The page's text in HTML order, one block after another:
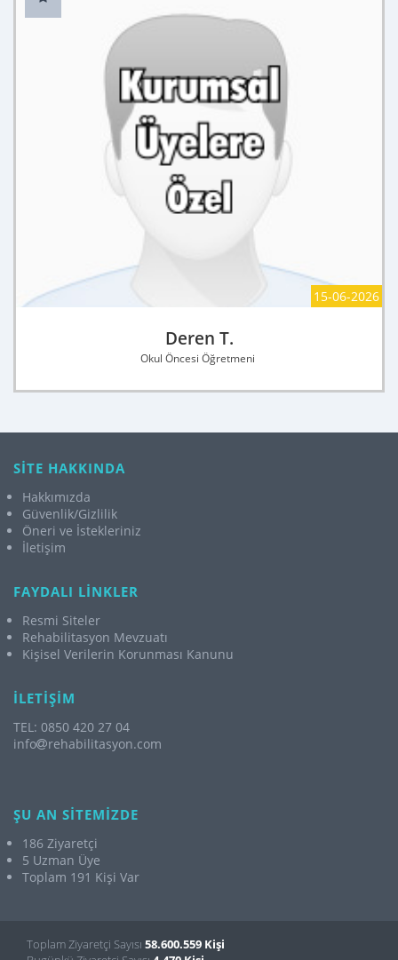
15-06-2026
Deren T.
Okul Öncesi Öğretmeni
SİTE HAKKINDA
Hakkımızda
Güvenlik/Gizlilik
Öneri ve İstekleriniz
İletişim
FAYDALI LİNKLER
Resmi Siteler
Rehabilitasyon Mevzuatı
Kişisel Verilerin Korunması Kanunu
İLETİŞİM
TEL: 0850 420 27 04
info
rehabilitasyon.com
ŞU AN SİTEMİZDE
186 Ziyaretçi
5 Uzman Üye
Toplam 191 Kişi Var
Toplam Ziyaretçi Sayısı 58.600.559 Kişi